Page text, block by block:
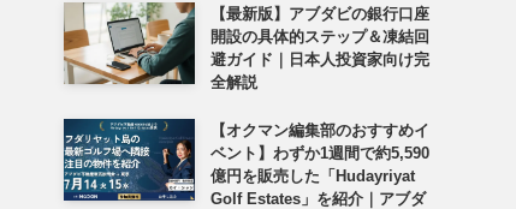
【最新版】アブダビの銀行口座
開設の具体的ステップ＆凍結回
避ガイド｜日本人投資家向け完
全解説
【オクマン編集部のおすすめイ
ベント】わずか1週間で約5,590
億円を販売した「Hudayriyat
Golf Estates」を紹介｜アブダ